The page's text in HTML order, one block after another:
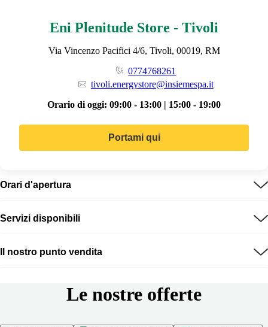
Eni Plenitude Store - Tivoli
Via Vincenzo Pacifici 4/6, Tivoli, 00019, RM
0774768261
tivoli.energystore@insiemespa.it
Orario di oggi: 09:00 - 13:00 | 15:00 - 19:00
Portami qui
Orari d'apertura
Servizi disponibili
Il nostro punto vendita
Le nostre offerte